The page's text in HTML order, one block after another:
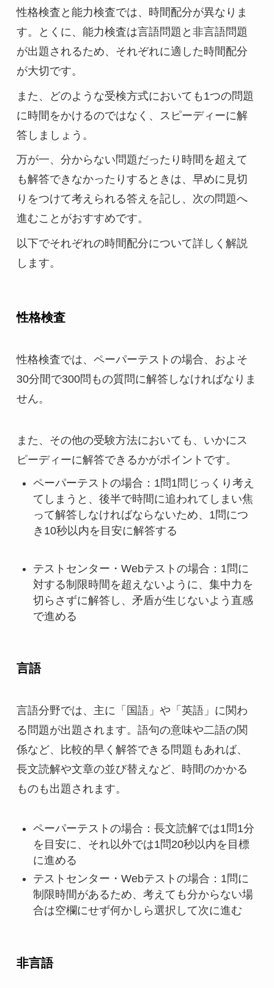
性格検査と能力検査では、時間配分が異なりま
す。とくに、能力検査は言語問題と非言語問題
が出題されるため、それぞれに適した時間配分
が大切です。
また、どのような受検方式においても1つの問題
に時間をかけるのではなく、スピーディーに解
答しましょう。
万が一、分からない問題だったり時間を超えて
も解答できなかったりするときは、早めに見切
りをつけて考えられる答えを記し、次の問題へ
進むことがおすすめです。
以下でそれぞれの時間配分について詳しく解説
します。
性格検査
性格検査では、ペーパーテストの場合、およそ
30分間で300問もの質問に解答しなければなりま
せん。
また、その他の受験方法においても、いかにス
ピーディーに解答できるかがポイントです。
ペーパーテストの場合：1問1問じっくり考え
てしまうと、後半で時間に追われてしまい焦
って解答しなければならないため、1問につ
き10秒以内を目安に解答する
テストセンター・Webテストの場合：1問に
対する制限時間を超えないように、集中力を
切らさずに解答し、矛盾が生じないよう直感
で進める
言語
言語分野では、主に「国語」や「英語」に関わ
る問題が出題されます。語句の意味や二語の関
係など、比較的早く解答できる問題もあれば、
長文読解や文章の並び替えなど、時間のかかる
ものも出題されます。
ペーパーテストの場合：長文読解では1問1分
を目安に、それ以外では1問20秒以内を目標
に進める
テストセンター・Webテストの場合：1問に
制限時間があるため、考えても分からない場
合は空欄にせず何かしら選択して次に進む
非言語